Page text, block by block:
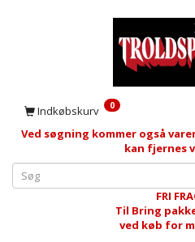
Indkøbskurv 0
Ved søgning kommer også
kan fjernes
FRI
Til Bring
ved køb for